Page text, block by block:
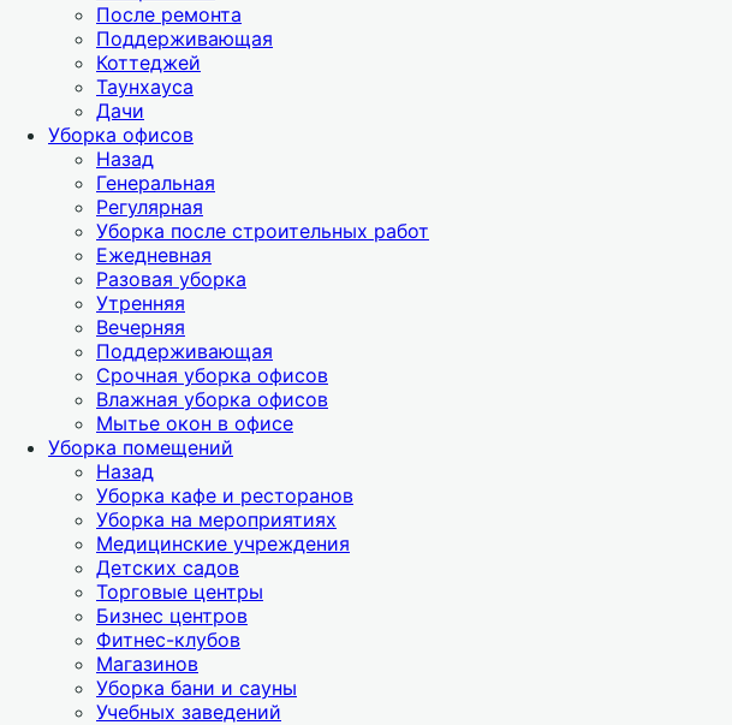
После ремонта
Поддерживающая
Коттеджей
Таунхауса
Дачи
Уборка офисов
Назад
Генеральная
Регулярная
Уборка после строительных работ
Ежедневная
Разовая уборка
Утренняя
Вечерняя
Поддерживающая
Срочная уборка офисов
Влажная уборка офисов
Мытье окон в офисе
Уборка помещений
Назад
Уборка кафе и ресторанов
Уборка на мероприятиях
Медицинские учреждения
Детских садов
Торговые центры
Бизнес центров
Фитнес-клубов
Магазинов
Уборка бани и сауны
Учебных заведений